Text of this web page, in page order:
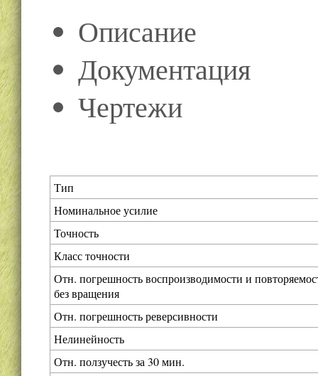
Описание
Документация
Чертежи
Тип
Номинальное усилие
Точность
Класс точности
Отн. погрешность воспроизводимости и
без вращения
Отн. погрешность реверсивности
Нелинейность
Отн. ползучесть за 30 мин.